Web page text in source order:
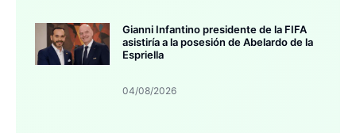
Gianni Infantino presidente de la FIFA
asistiría a la posesión de Abelardo de la
Espriella
04/08/2026